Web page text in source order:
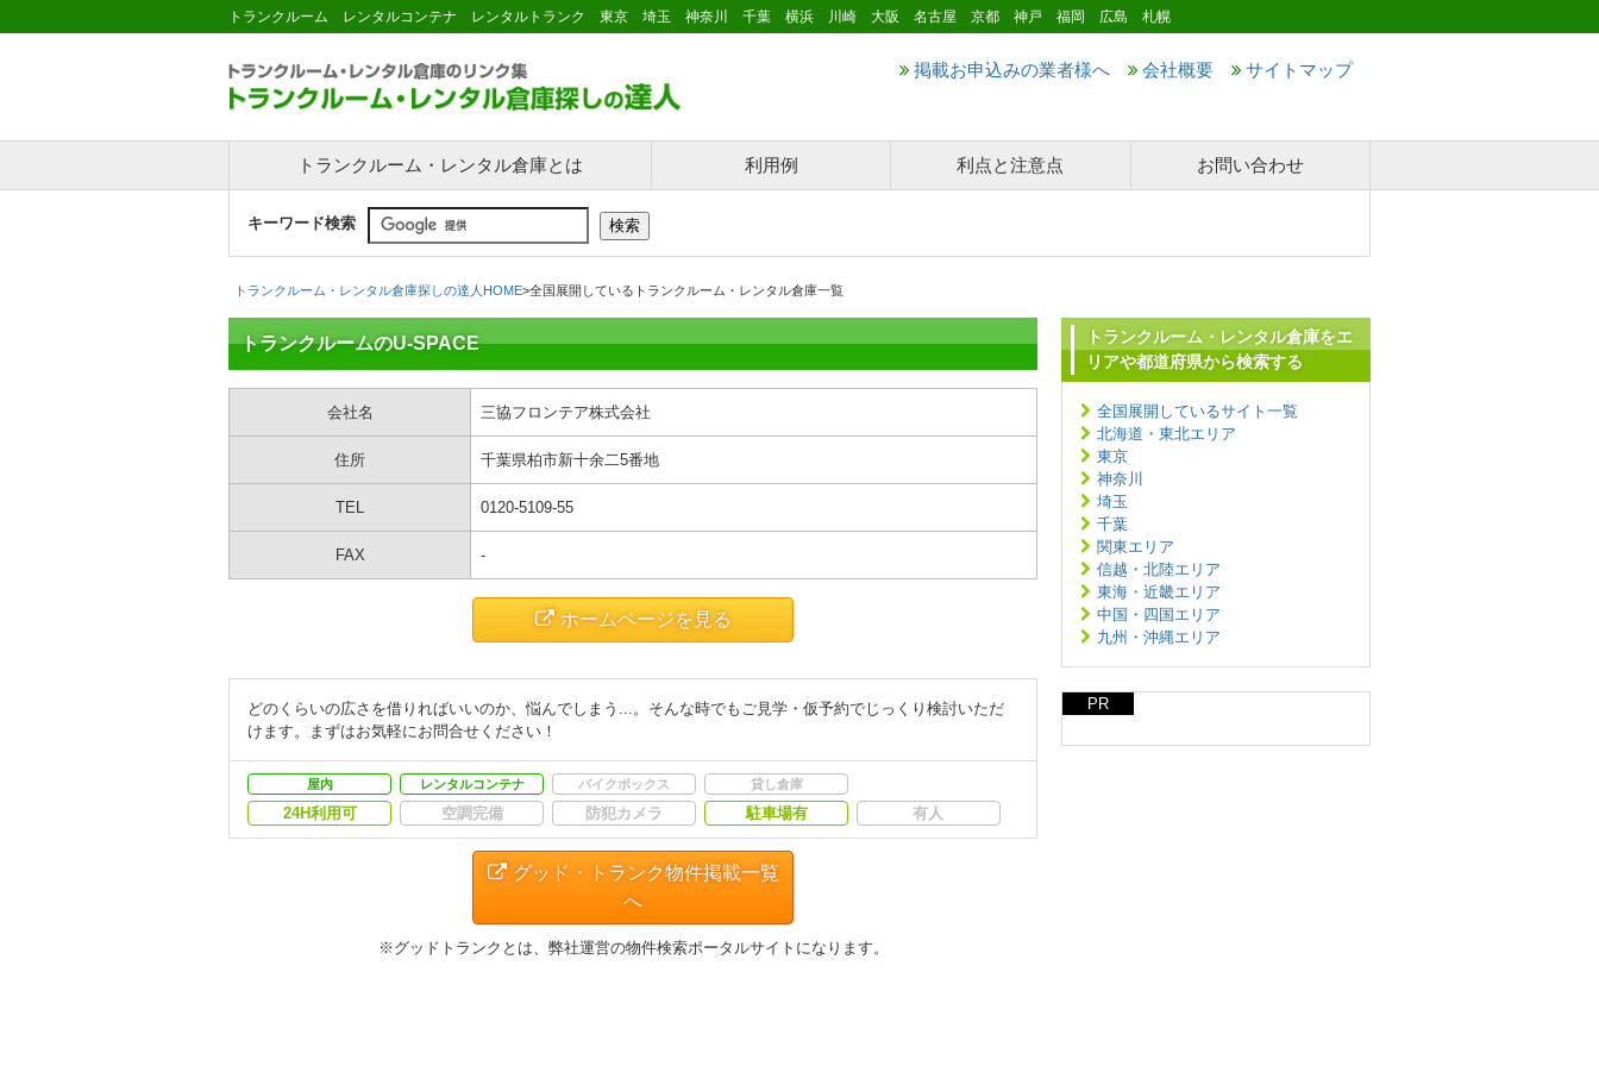
トランクルーム レンタルコンテナ レンタルトランク 東京 埼玉 神奈川 千葉 横浜 川崎 大阪 名古屋 京都 神戸 福岡 広島 札幌
掲載お申込みの業者様へ 会社概要 サイトマップ
トランクルーム・レンタル倉庫とは 利用例 利点と注意点 お問い合わせ
キーワード検索
トランクルーム・レンタル倉庫探しの達人HOME>全国展開しているトランクルーム・レンタル倉庫一覧
トランクルームのU-SPACE
会社名 三協フロンテア株式会社
住所 千葉県柏市新十余二5番地
TEL 0120-5109-55
FAX -
ホームページを見る
どのくらいの広さを借りればいいのか、悩んでしまう...。そんな時でもご見学・仮予約でじっくり検討いただ
けます。まずはお気軽にお問合せください！
屋内 レンタルコンテナ バイクボックス 貸し倉庫
24H利用可 空調完備 防犯カメラ 駐車場有 有人
グッド・トランク物件掲載一覧
へ
※グッドトランクとは、弊社運営の物件検索ポータルサイトになります。
トランクルーム・レンタル倉庫をエ
リアや都道府県から検索する
全国展開しているサイト一覧
北海道・東北エリア
東京
神奈川
埼玉
千葉
関東エリア
信越・北陸エリア
東海・近畿エリア
中国・四国エリア
九州・沖縄エリア
PR